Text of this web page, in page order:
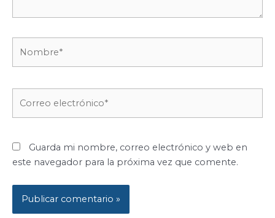
Guarda mi nombre, correo electrónico y web en
este navegador para la próxima vez que comente.